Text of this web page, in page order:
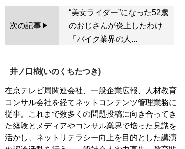
次の記事
“美女ライダー”になった52歳
のおじさんが炎上したわけ
「バイク業界の人...
井ノ口樹(いのくちたつき)
在京テレビ局関連会社、一般企業広報、人材教育
コンサル会社を経てネットコンテンツ管理業務に
従事。これまで数多くの問題投稿に向き合ってき
た経験とメディアやコンサル業界で培った見識を
活かし、ネットリテラシー向上を目的とした講演